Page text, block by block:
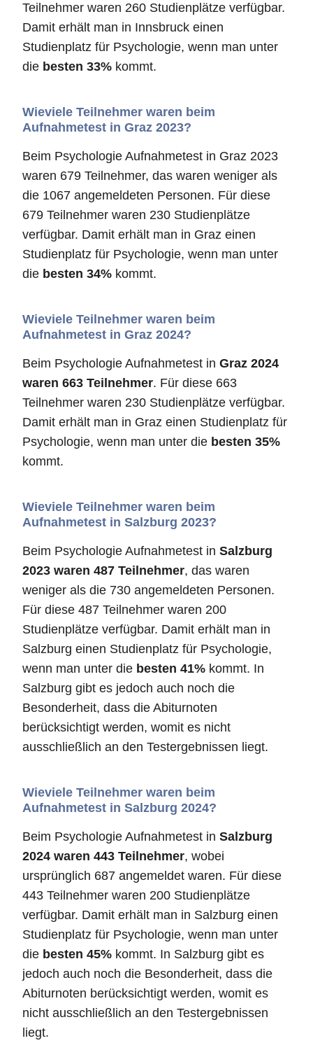
Teilnehmer waren 260 Studienplätze verfügbar.
Damit erhält man in Innsbruck einen
Studienplatz für Psychologie, wenn man unter
die besten 33% kommt.
Wieviele Teilnehmer waren beim
Aufnahmetest in Graz 2023?
Beim Psychologie Aufnahmetest in Graz 2023
waren 679 Teilnehmer, das waren weniger als
die 1067 angemeldeten Personen. Für diese
679 Teilnehmer waren 230 Studienplätze
verfügbar. Damit erhält man in Graz einen
Studienplatz für Psychologie, wenn man unter
die besten 34% kommt.
Wieviele Teilnehmer waren beim
Aufnahmetest in Graz 2024?
Beim Psychologie Aufnahmetest in Graz 2024
waren 663 Teilnehmer. Für diese 663
Teilnehmer waren 230 Studienplätze verfügbar.
Damit erhält man in Graz einen Studienplatz für
Psychologie, wenn man unter die besten 35%
kommt.
Wieviele Teilnehmer waren beim
Aufnahmetest in Salzburg 2023?
Beim Psychologie Aufnahmetest in Salzburg
2023 waren 487 Teilnehmer, das waren
weniger als die 730 angemeldeten Personen.
Für diese 487 Teilnehmer waren 200
Studienplätze verfügbar. Damit erhält man in
Salzburg einen Studienplatz für Psychologie,
wenn man unter die besten 41% kommt. In
Salzburg gibt es jedoch auch noch die
Besonderheit, dass die Abiturnoten
berücksichtigt werden, womit es nicht
ausschließlich an den Testergebnissen liegt.
Wieviele Teilnehmer waren beim
Aufnahmetest in Salzburg 2024?
Beim Psychologie Aufnahmetest in Salzburg
2024 waren 443 Teilnehmer, wobei
ursprünglich 687 angemeldet waren. Für diese
443 Teilnehmer waren 200 Studienplätze
verfügbar. Damit erhält man in Salzburg einen
Studienplatz für Psychologie, wenn man unter
die besten 45% kommt. In Salzburg gibt es
jedoch auch noch die Besonderheit, dass die
Abiturnoten berücksichtigt werden, womit es
nicht ausschließlich an den Testergebnissen
liegt.